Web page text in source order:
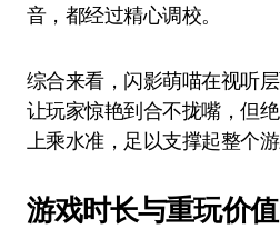
音，都经过精心调校。
综合来看，闪影萌喵在视听
让玩家惊艳到合不拢嘴，但
上乘水准，足以支撑起整个游
游戏时长与重玩价值